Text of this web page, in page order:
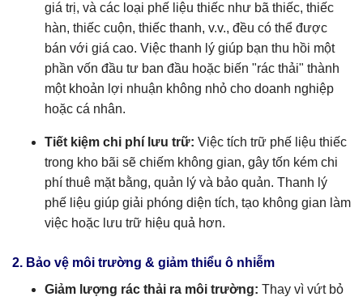
giá trị, và các loại phế liệu thiếc như bã thiếc, thiếc
hàn, thiếc cuộn, thiếc thanh, v.v., đều có thể được
bán với giá cao. Việc thanh lý giúp bạn thu hồi một
phần vốn đầu tư ban đầu hoặc biến "rác thải" thành
một khoản lợi nhuận không nhỏ cho doanh nghiệp
hoặc cá nhân.
Tiết kiệm chi phí lưu trữ: Việc tích trữ phế liệu thiếc
trong kho bãi sẽ chiếm không gian, gây tốn kém chi
phí thuê mặt bằng, quản lý và bảo quản. Thanh lý
phế liệu giúp giải phóng diện tích, tạo không gian làm
việc hoặc lưu trữ hiệu quả hơn.
2. Bảo vệ môi trường & giảm thiểu ô nhiễm
Giảm lượng rác thải ra môi trường: Thay vì vứt bỏ